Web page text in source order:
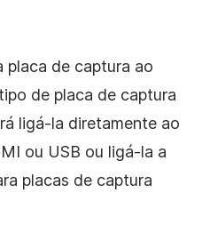
placa de captura ao
de placa de captura
ligá-la diretamente ao
ou USB ou ligá-la a
placas de captura